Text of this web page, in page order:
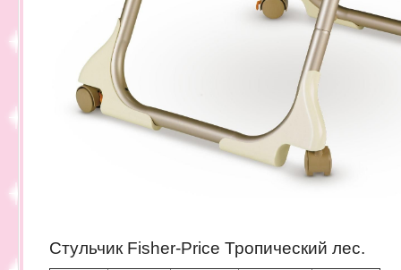
Стульчик Fisher-Price Тропический лес.